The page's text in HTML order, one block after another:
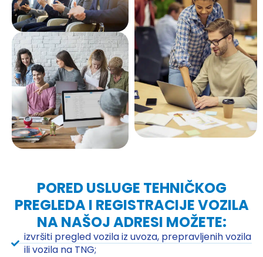
PORED USLUGE TEHNIČKOG
PREGLEDA I REGISTRACIJE VOZILA
NA NAŠOJ ADRESI MOŽETE:
izvršiti pregled vozila iz uvoza, prepravljenih vozila
ili vozila na TNG;